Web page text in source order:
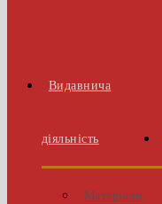
Видавнича
діяльність
Матеріали